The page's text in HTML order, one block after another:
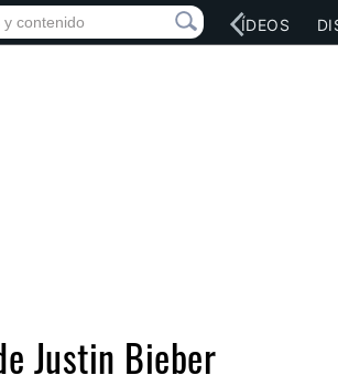
RED SOCIAL MÚSICA VÍDEOS
Justin Bieber